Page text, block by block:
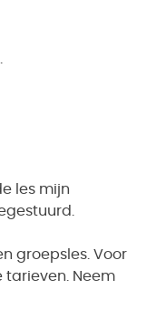
les mijn
groepsles. Voor
tarieven. Neem